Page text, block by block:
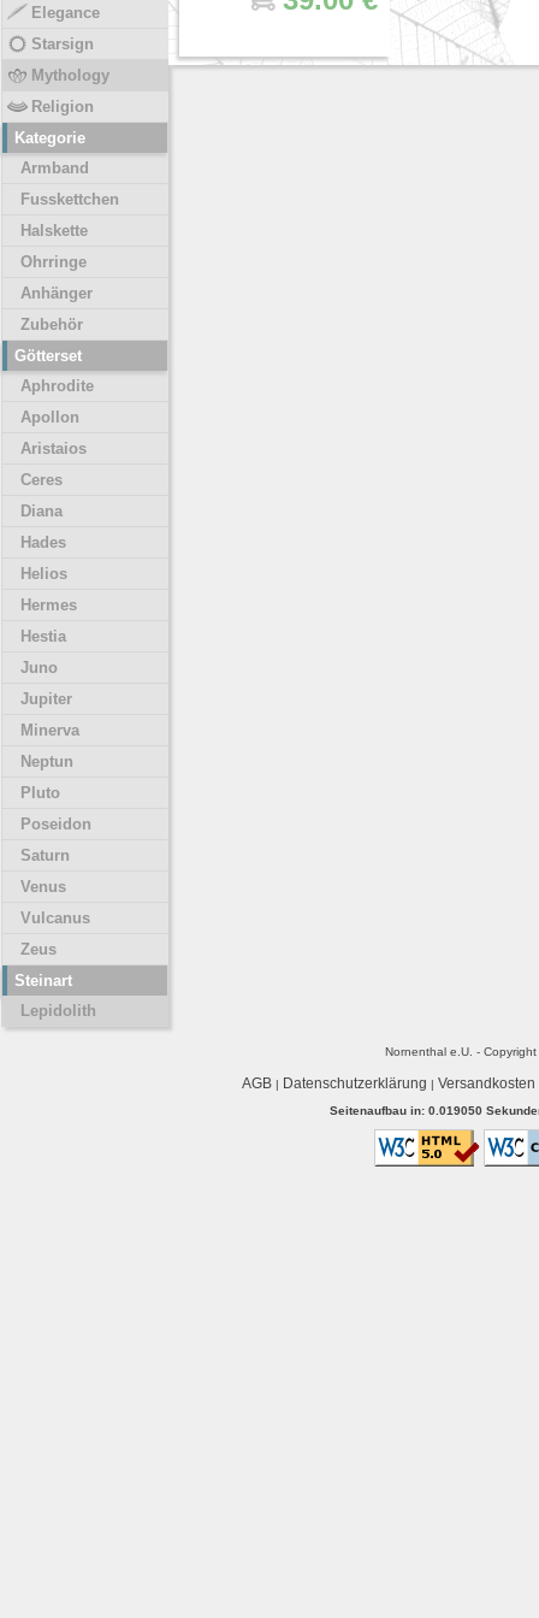
Elegance
Starsign
Mythology
Religion
Kategorie
Armband
Fusskettchen
Halskette
Ohrringe
Anhänger
Zubehör
Götterset
Aphrodite
Apollon
Aristaios
Ceres
Diana
Hades
Helios
Hermes
Hestia
Juno
Jupiter
Minerva
Neptun
Pluto
Poseidon
Saturn
Venus
Vulcanus
Zeus
Steinart
Lepidolith
Nornenthal e.U. -
AGB| Datenschutzerklärung | Versandkosten
Seitenaufbau in: 0.019050